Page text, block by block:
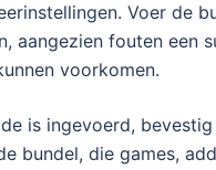
Voer de
aangezien fouten een
voorkomen.
is ingevoerd,
bundel, die games,